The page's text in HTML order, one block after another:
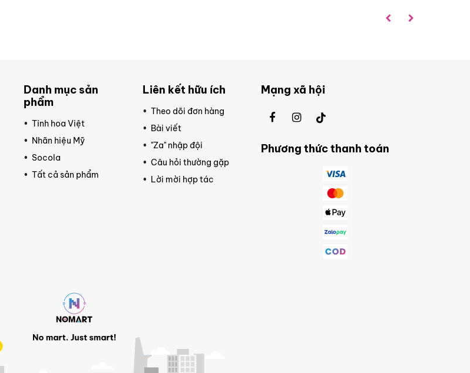
Danh mục sản
phẩm
Tinh hoa Việt
Nhãn hiệu Mỹ
Socola
Tất cả sản phẩm
Liên kết hữu ích
Theo dõi đơn hàng
Bài viết
"Za" nhập đội
Câu hỏi thường gặp
Lời mời hợp tác
Mạng xã hội
Phương thức thanh toán